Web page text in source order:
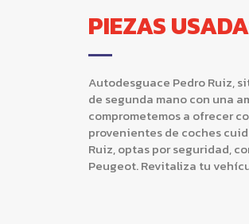
PIEZAS
Autodesguace Pedro Ruiz,
de segunda mano con una
comprometemos a ofrecer
provenientes de coches
Ruiz, optas por seguridad,
Peugeot. Revitaliza tu